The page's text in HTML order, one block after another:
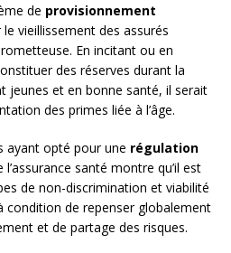
de provisionnement
vieillissement des assurés
En incitant ou en
des réserves durant la
jeunes et en bonne santé, il serait
des primes liée à l’âge.
ayant opté pour une régulation
santé montre qu’il est
de non-discrimination et viabilité
condition de repenser globalement
et de partage des risques.